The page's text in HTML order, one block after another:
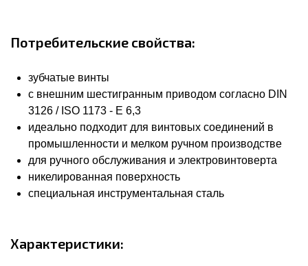
Потребительские свойства:
зубчатые винты
с внешним шестигранным приводом согласно DIN
3126 / ISO 1173 - E 6,3
идеально подходит для винтовых соединений в
промышленности и мелком ручном производстве
для ручного обслуживания и электровинтоверта
никелированная поверхность
специальная инструментальная сталь
Характеристики: